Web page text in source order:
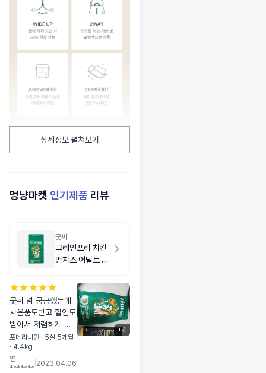
상세정보 펼쳐보기
멍냥마켓 인기제품 리뷰
굿씨
그레인프리 치킨
먼치즈 어덜트 스
굿씨 넘 궁금했는데
사은품도받고 할인도
받아서 저렴하게 구
매했어용 멍냥마켓
감사합니다!! 오늘 급
여했는데 치킨이랑
포메라니안 · 5살 5개월
· 4.4kg
연
*******
2023.04.06
+4